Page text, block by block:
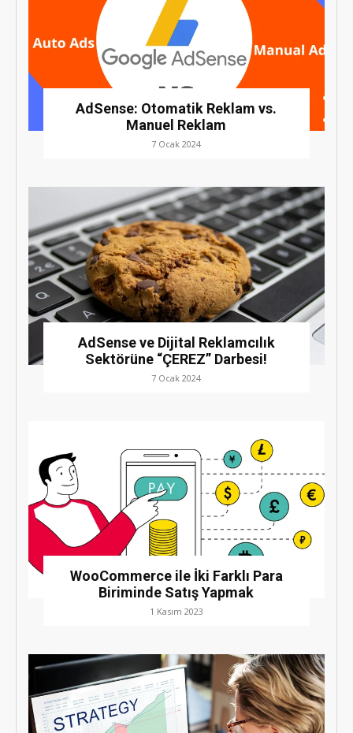
AdSense: Otomatik Reklam vs.
Manuel Reklam
7 Ocak 2024
AdSense ve Dijital Reklamcılık
Sektörüne “ÇEREZ” Darbesi!
7 Ocak 2024
WooCommerce ile İki Farklı Para
Biriminde Satış Yapmak
1 Kasım 2023